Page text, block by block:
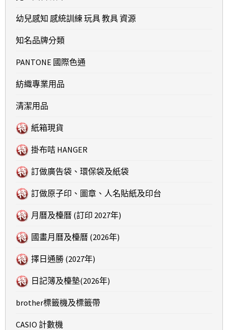
幼兒感知 感統訓練 玩具 教具 資源
知名品牌分類
PANTONE 國際色通
紡織專業用品
清潔用品
紙箱現貨
掛布咭 HANGER
訂做廣告袋、環保袋及紙袋
訂做原子印、圖章、人名貼紙及印台
月曆及檯曆 (訂印 2027年)
國畫月曆及檯曆 (2026年)
擇日通勝 (2027年)
日記簿及檯墊(2026年)
brother標籤機及標籤帶
CASIO 計數機